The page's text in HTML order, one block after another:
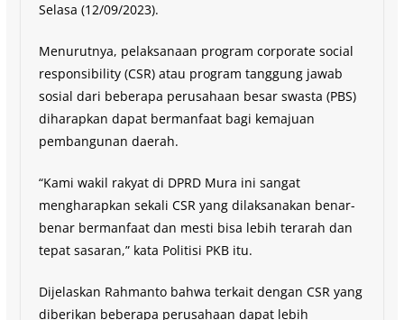
Selasa (12/09/2023).
Menurutnya, pelaksanaan program corporate social
responsibility (CSR) atau program tanggung jawab
sosial dari beberapa perusahaan besar swasta (PBS)
diharapkan dapat bermanfaat bagi kemajuan
pembangunan daerah.
“Kami wakil rakyat di DPRD Mura ini sangat
mengharapkan sekali CSR yang dilaksanakan benar-
benar bermanfaat dan mesti bisa lebih terarah dan
tepat sasaran,” kata Politisi PKB itu.
Dijelaskan Rahmanto bahwa terkait dengan CSR yang
diberikan beberapa perusahaan dapat lebih